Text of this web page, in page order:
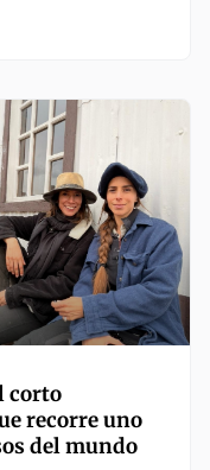
corto
recorre uno
del mundo